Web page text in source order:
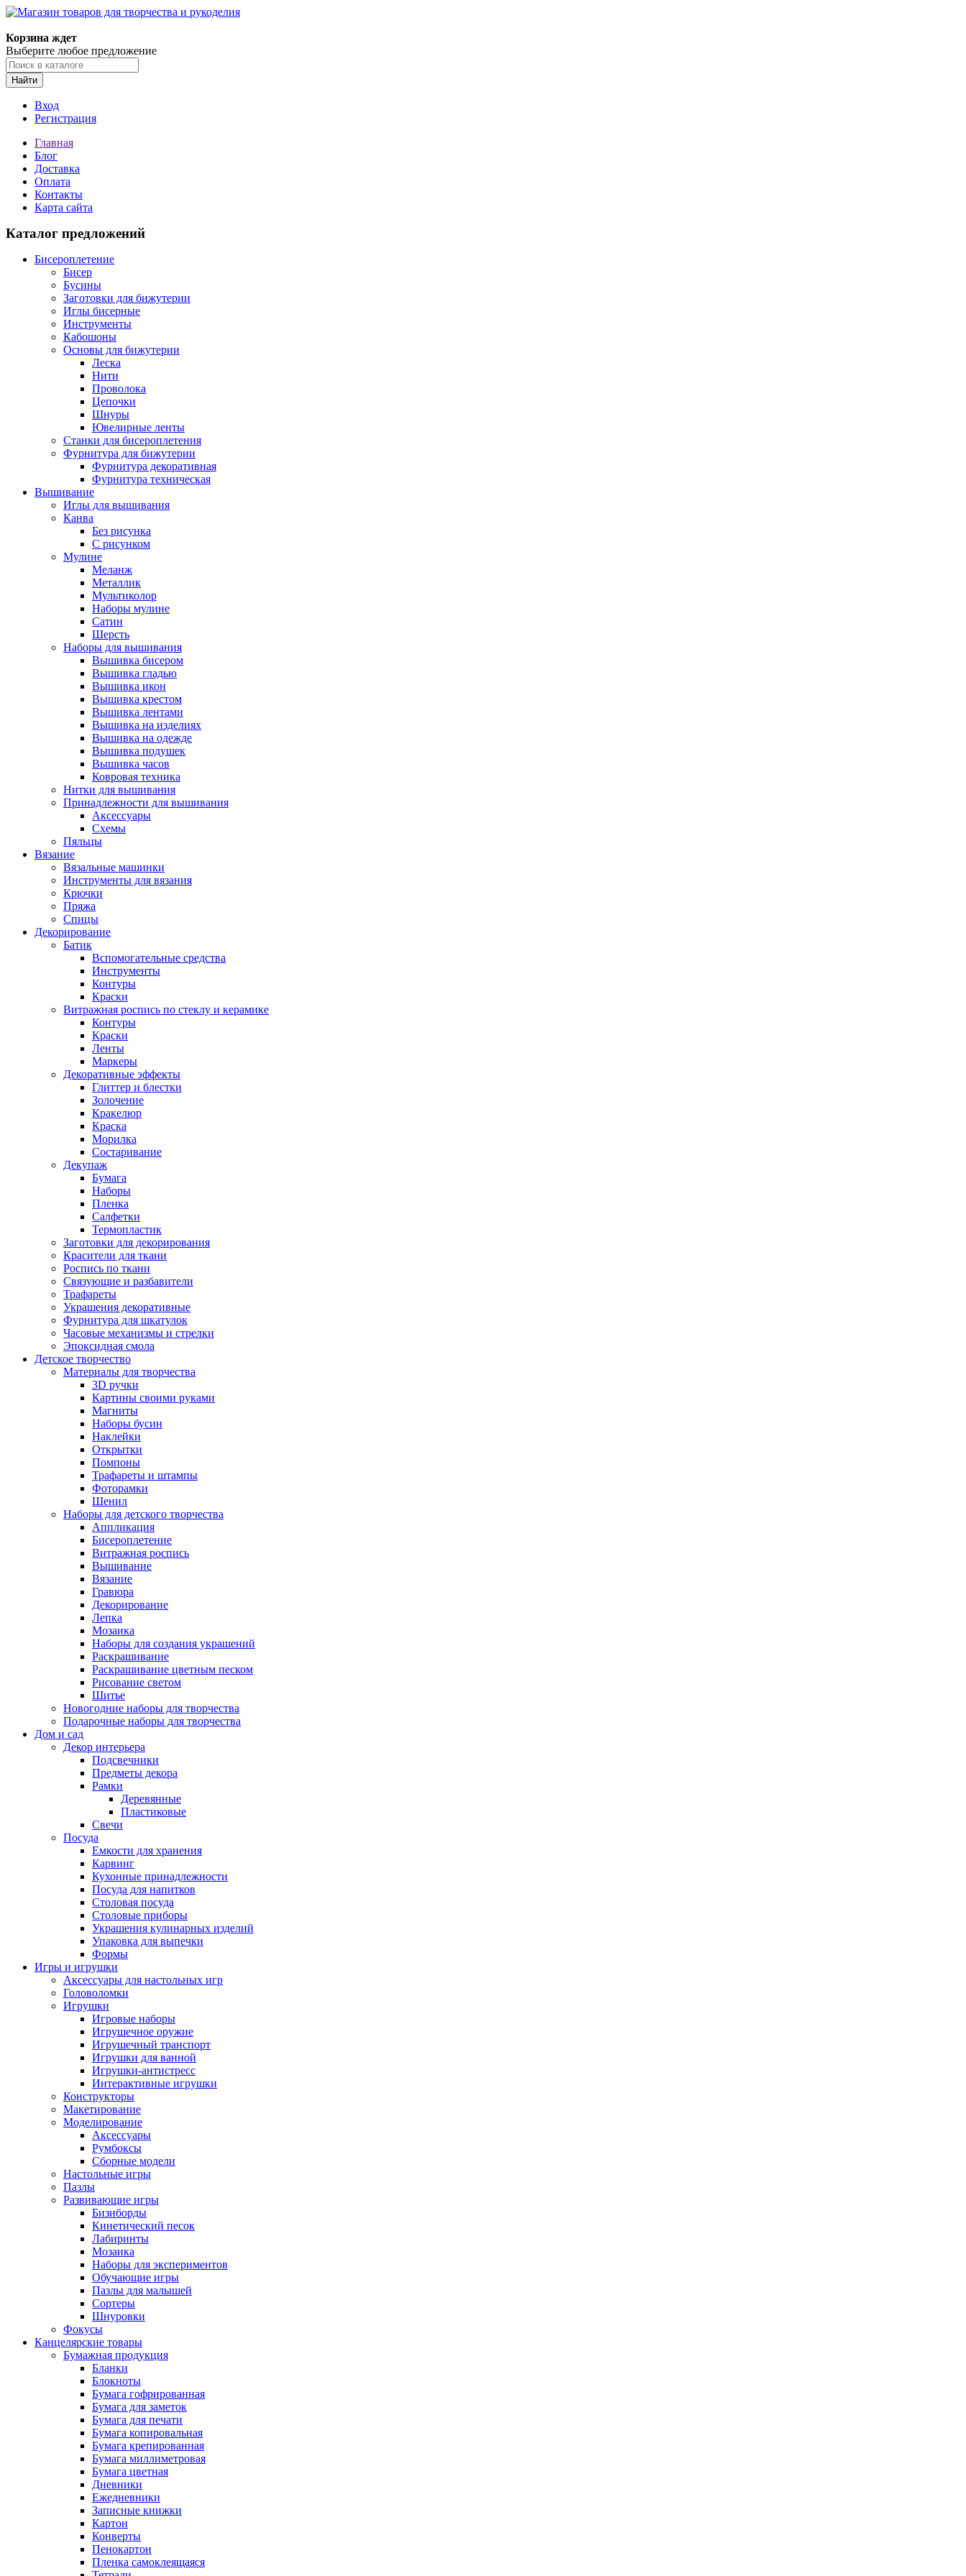
Корзина ждет
Выберите любое предложение
Найти
Вход
Регистрация
Главная
Блог
Доставка
Оплата
Контакты
Карта сайта
Каталог предложений
Бисероплетение
Бисер
Бусины
Заготовки для бижутерии
Иглы бисерные
Инструменты
Кабошоны
Основы для бижутерии
Леска
Нити
Проволока
Цепочки
Шнуры
Ювелирные ленты
Станки для бисероплетения
Фурнитура для бижутерии
Фурнитура декоративная
Фурнитура техническая
Вышивание
Иглы для вышивания
Канва
Без рисунка
С рисунком
Мулине
Меланж
Металлик
Мультиколор
Наборы мулине
Сатин
Шерсть
Наборы для вышивания
Вышивка бисером
Вышивка гладью
Вышивка икон
Вышивка крестом
Вышивка лентами
Вышивка на изделиях
Вышивка на одежде
Вышивка подушек
Вышивка часов
Ковровая техника
Нитки для вышивания
Принадлежности для вышивания
Аксессуары
Схемы
Пяльцы
Вязание
Вязальные машинки
Инструменты для вязания
Крючки
Пряжа
Спицы
Декорирование
Батик
Вспомогательные средства
Инструменты
Контуры
Краски
Витражная роспись по стеклу и керамике
Контуры
Краски
Ленты
Маркеры
Декоративные эффекты
Глиттер и блестки
Золочение
Кракелюр
Краска
Морилка
Состаривание
Декупаж
Бумага
Наборы
Пленка
Салфетки
Термопластик
Заготовки для декорирования
Красители для ткани
Роспись по ткани
Связующие и разбавители
Трафареты
Украшения декоративные
Фурнитура для шкатулок
Часовые механизмы и стрелки
Эпоксидная смола
Детское творчество
Материалы для творчества
3D ручки
Картины своими руками
Магниты
Наборы бусин
Наклейки
Открытки
Помпоны
Трафареты и штампы
Фоторамки
Шенил
Наборы для детского творчества
Аппликация
Бисероплетение
Витражная роспись
Вышивание
Вязание
Гравюра
Декорирование
Лепка
Мозаика
Наборы для создания украшений
Раскрашивание
Раскрашивание цветным песком
Рисование светом
Шитье
Новогодние наборы для творчества
Подарочные наборы для творчества
Дом и сад
Декор интерьера
Подсвечники
Предметы декора
Рамки
Деревянные
Пластиковые
Свечи
Посуда
Емкости для хранения
Карвинг
Кухонные принадлежности
Посуда для напитков
Столовая посуда
Столовые приборы
Украшения кулинарных изделий
Упаковка для выпечки
Формы
Игры и игрушки
Аксессуары для настольных игр
Головоломки
Игрушки
Игровые наборы
Игрушечное оружие
Игрушечный транспорт
Игрушки для ванной
Игрушки-антистресс
Интерактивные игрушки
Конструкторы
Макетирование
Моделирование
Аксессуары
Румбоксы
Сборные модели
Настольные игры
Пазлы
Развивающие игры
Бизиборды
Кинетический песок
Лабиринты
Мозаика
Наборы для экспериментов
Обучающие игры
Пазлы для малышей
Сортеры
Шнуровки
Фокусы
Канцелярские товары
Бумажная продукция
Бланки
Блокноты
Бумага гофрированная
Бумага для заметок
Бумага для печати
Бумага копировальная
Бумага крепированная
Бумага миллиметровая
Бумага цветная
Дневники
Ежедневники
Записные книжки
Картон
Конверты
Пенокартон
Пленка самоклеящаяся